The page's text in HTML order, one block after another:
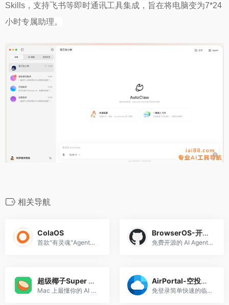
Skills，支持飞书等即时通讯工具集成，旨在将电脑变为7*24
小时专属助理。
相关导航
ColaOS
首款"有灵魂"Agent操作系统
BrowserOS-开源AI智能浏览器
免费开源的 AI Agent 浏览器
超级椰子Super Coco
Mac 上最懂你的 AI 语音助手
AirPortal-空投快传
免登录简单快速的临时文件分享传输工具